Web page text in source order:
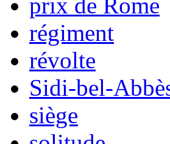
régiment
révolte
Sidi-bel-
siège